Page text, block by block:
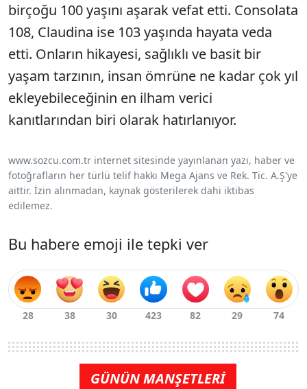
birçoğu 100 yaşını aşarak vefat etti. Consolata
108, Claudina ise 103 yaşında hayata veda
etti. Onların hikayesi, sağlıklı ve basit bir
yaşam tarzının, insan ömrüne ne kadar çok yıl
ekleyebileceğinin en ilham verici
kanıtlarından biri olarak hatırlanıyor.
www.sozcu.com.tr internet sitesinde yayınlanan yazı, haber ve
fotoğrafların her türlü telif hakkı Mega Ajans ve Rek. Tic. A.Ş'ye
aittir. İzin alınmadan, kaynak gösterilerek dahi iktibas
edilemez.
Bu habere emoji ile tepki ver
GÜNÜN MANŞETLERİ